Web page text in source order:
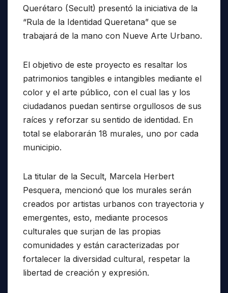
Querétaro (Secult) presentó la iniciativa de la
“Rula de la Identidad Queretana” que se
trabajará de la mano con Nueve Arte Urbano.
El objetivo de este proyecto es resaltar los
patrimonios tangibles e intangibles mediante el
color y el arte público, con el cual las y los
ciudadanos puedan sentirse orgullosos de sus
raíces y reforzar su sentido de identidad. En
total se elaborarán 18 murales, uno por cada
municipio.
La titular de la Secult, Marcela Herbert
Pesquera, mencionó que los murales serán
creados por artistas urbanos con trayectoria y
emergentes, esto, mediante procesos
culturales que surjan de las propias
comunidades y están caracterizadas por
fortalecer la diversidad cultural, respetar la
libertad de creación y expresión.